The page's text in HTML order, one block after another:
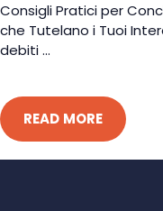
Consigli Pratici per
che Tutelano i Tuoi
debiti ...
READ MORE